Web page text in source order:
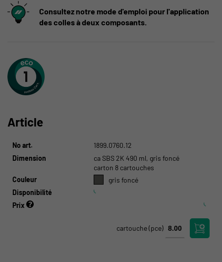
Consultez notre mode d'emploi pour l'application
des colles à deux composants.
Article
No art.
1899.0760.12
Dimension
ca SBS 2K 490 ml, gris foncé
carton 8 cartouches
Couleur
gris foncé
Disponibilité
Prix
cartouche(pce)